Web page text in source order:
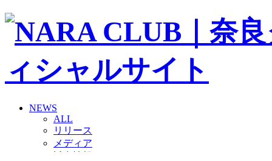
NEWS
ALL
リリース
メディア